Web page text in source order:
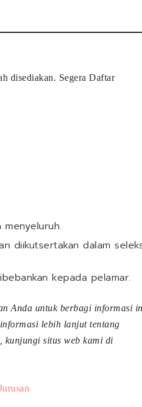
disediakan. Segera Daftar
diikutsertakan dalam
kepada pelamar.
Anda untuk berbagi informasi
lebih lanjut tentang
kunjungi situs web kami di